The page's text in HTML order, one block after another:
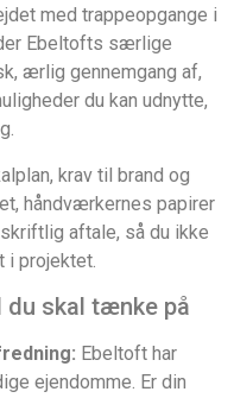
med trappeopgange i
Ebeltofts særlige
ærlig gennemgang af,
du kan udnytte,
krav til brand og
håndværkernes papirer
aftale, så du ikke
i projektet.
du skal tænke på
Ebeltoft har
ejendomme. Er din